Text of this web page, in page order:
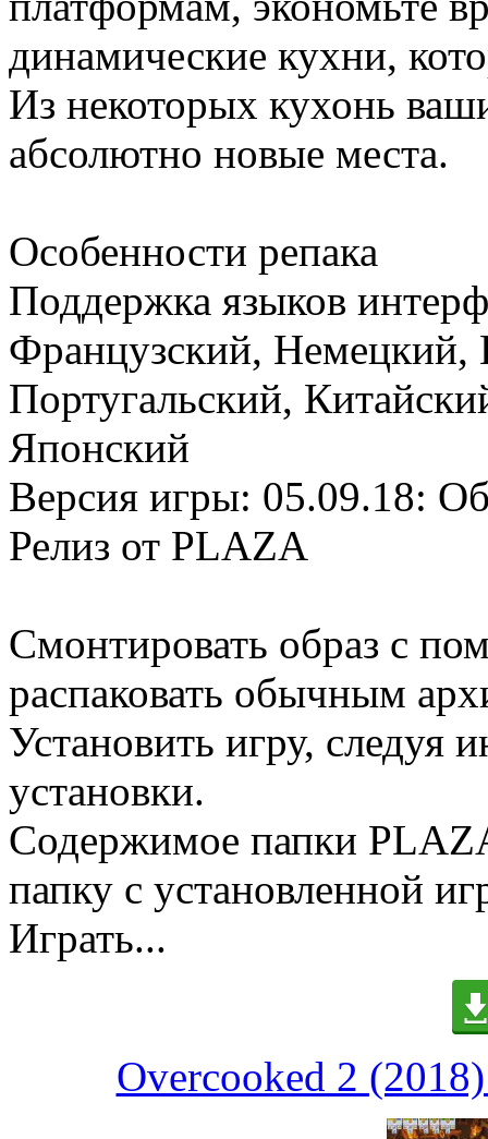
динамические кухни,
Из некоторых кухонь
абсолютно новые места.
Особенности репака
Поддержка языков
Французский, Немецкий,
Португальский,
Японский
Версия игры: 05.09.18:
Релиз от PLAZA
Смонтировать образ с
распаковать обычным
Установить игру, следуя
установки.
Содержимое папки
папку с установленной
Играть...
Overcooked 2 (2018)